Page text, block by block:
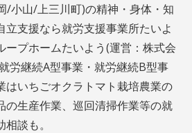
/小山/上三川町)の精神・身体・知
立支援なら就労支援事業所たいよ
ープホームたいよう(運営：株式会
労継続A型事業・就労継続B型事
はいちごオクラトマト栽培農業の
の生産作業、巡回清掃作業等の就
談も。